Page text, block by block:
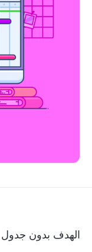
الهدف بدون